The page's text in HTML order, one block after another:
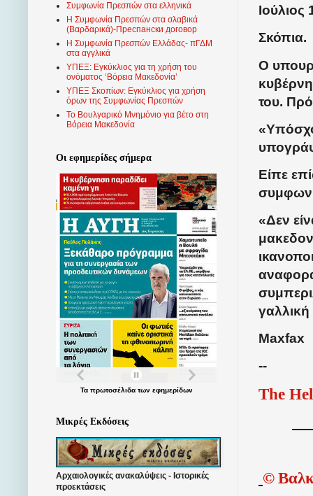
Σκόπια.
Ο
του.
Είπε
«Δεν
Maxfax
--
The
©
Συμφωνία Πρεσπών στα ελληνικά
Η Συμφωνία Πρεσπών στα σλαβικά
(Βαρδαρικά)-Преспански договор
Η Συμφωνία Πρεσπών Ελλάδας- πΓΔΜ
στα αγγλικά
ΥΠΕΞ: Εγκύκλιος για τη χρήση του
ονόματος ‘Βόρεια Μακεδονία’
ΥΠΕΞ Σκοπίων: Εγκύκλιος για χρήση
όρων της Συμφωνίας Πρεσπών
Το Βουλγαρικό Μνημόνιο για βέτο στη
Βόρεια Μακεδονία
Οι εφημερίδες σήμερα
Τα πρωτοσέλιδατων εφημερίδων
Μικρές Εκδόσεις
Αρχαιολογικές ανακαλύψεις - Ιστορικές
προεκτάσεις